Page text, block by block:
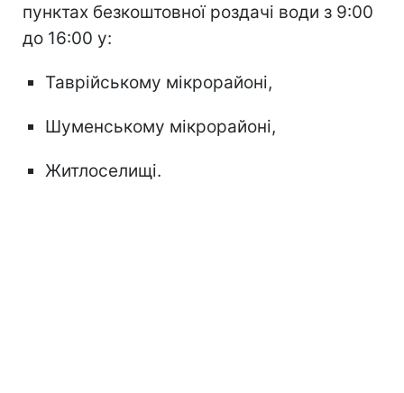
пунктах безкоштовної роздачі води з 9:00
до 16:00 у:
Таврійському мікрорайоні,
Шуменському мікрорайоні,
Житлоселищі.